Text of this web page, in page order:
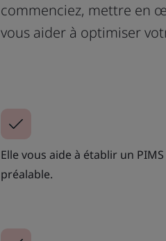
commenciez, mettre en
vous aider à optimiser
Elle vous aide à établir un
préalable.